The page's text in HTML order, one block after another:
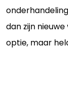
dan zijn
optie, maar